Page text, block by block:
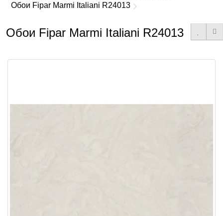
Обои Fipar Marmi Italiani R24013
Обои Fipar Marmi Italiani R24013